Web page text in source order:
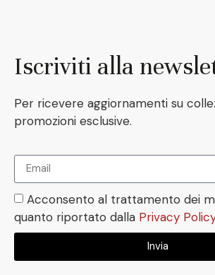
Iscriviti alla
Per ricevere aggiornamenti su
promozioni esclusive.
Acconsento al trattamento dei
quanto riportato dalla Privacy
Invia